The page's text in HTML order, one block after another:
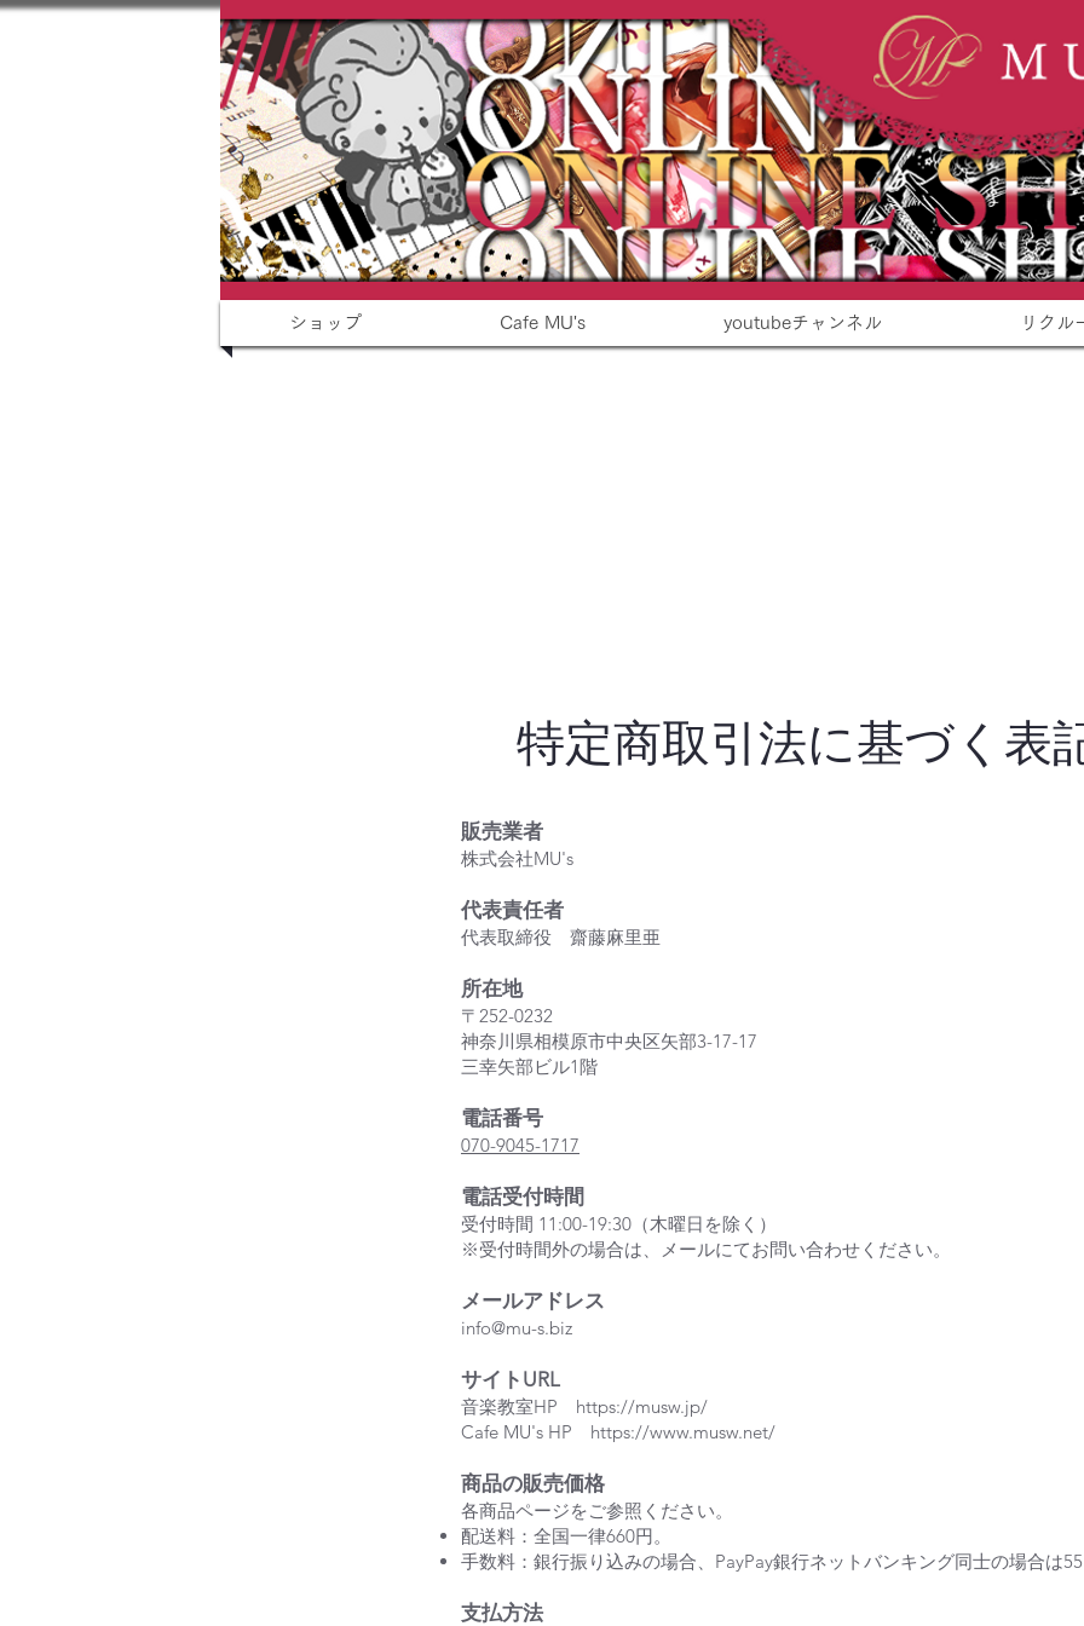
ショップ Cafe MU's youtubeチャンネル リクル
特定商取引法に基づく表
販売業者
株式会社MU's
代表責任者
代表取締役 齋藤麻里亜
所在地
〒252-0232
神奈川県相模原市中央区矢部3-17-17
三幸矢部ビル1階
電話番号
070-9045-1717
電話受付時間
受付時間 11:00-19:30（木曜日を除く）
※受付時間外の場合は、メールにてお問い合わせください。
メールアドレス
info@mu-s.biz
サイトURL
音楽教室HP https://musw.jp/
Cafe MU's HP https://www.musw.net/
商品の販売価格
各商品ページをご参照ください。
配送料：全国一律660円。
手数料：銀行振り込みの場合、PayPay銀行ネットバンキング同士の場合は
支払方法